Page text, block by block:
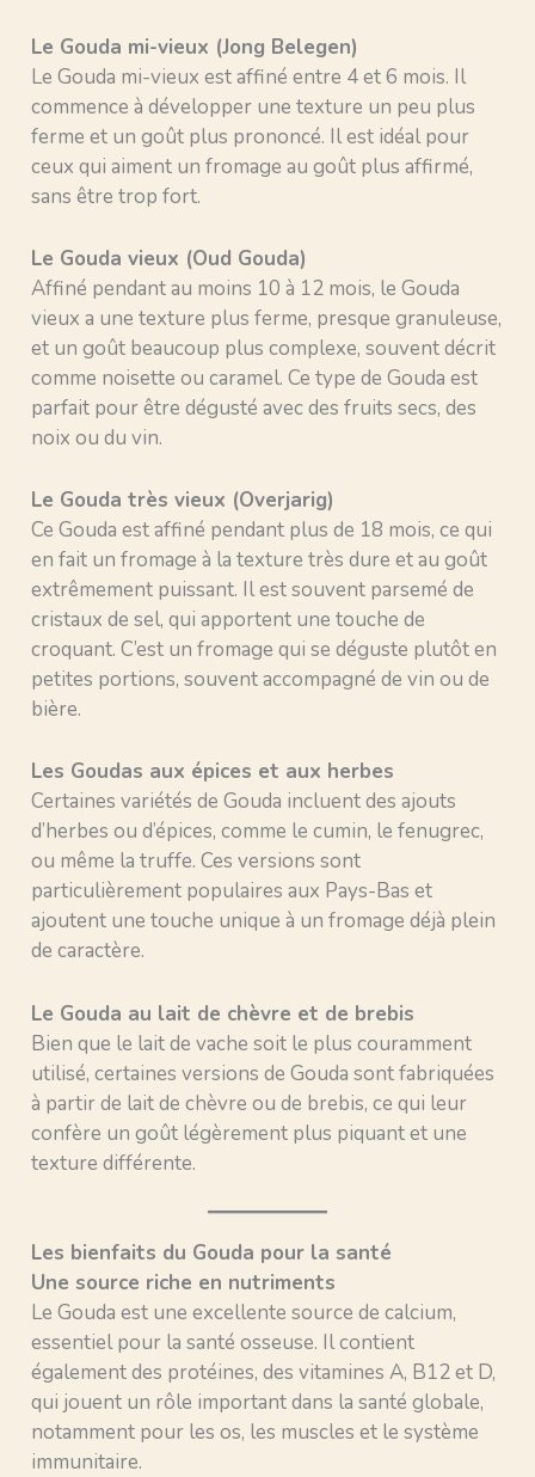
Le Gouda mi-vieux (Jong Belegen)
Le Gouda mi-vieux est affiné entre 4 et 6 mois. Il
commence à développer une texture un peu plus
ferme et un goût plus prononcé. Il est idéal pour
ceux qui aiment un fromage au goût plus affirmé,
sans être trop fort.
Le Gouda vieux (Oud Gouda)
Affiné pendant au moins 10 à 12 mois, le Gouda
vieux a une texture plus ferme, presque granuleuse,
et un goût beaucoup plus complexe, souvent décrit
comme noisette ou caramel. Ce type de Gouda est
parfait pour être dégusté avec des fruits secs, des
noix ou du vin.
Le Gouda très vieux (Overjarig)
Ce Gouda est affiné pendant plus de 18 mois, ce qui
en fait un fromage à la texture très dure et au goût
extrêmement puissant. Il est souvent parsemé de
cristaux de sel, qui apportent une touche de
croquant. C’est un fromage qui se déguste plutôt en
petites portions, souvent accompagné de vin ou de
bière.
Les Goudas aux épices et aux herbes
Certaines variétés de Gouda incluent des ajouts
d’herbes ou d’épices, comme le cumin, le fenugrec,
ou même la truffe. Ces versions sont
particulièrement populaires aux Pays-Bas et
ajoutent une touche unique à un fromage déjà plein
de caractère.
Le Gouda au lait de chèvre et de brebis
Bien que le lait de vache soit le plus couramment
utilisé, certaines versions de Gouda sont fabriquées
à partir de lait de chèvre ou de brebis, ce qui leur
confère un goût légèrement plus piquant et une
texture différente.
Les bienfaits du Gouda pour la santé
Une source riche en nutriments
Le Gouda est une excellente source de calcium,
essentiel pour la santé osseuse. Il contient
également des protéines, des vitamines A, B12 et D,
qui jouent un rôle important dans la santé globale,
notamment pour les os, les muscles et le système
immunitaire.